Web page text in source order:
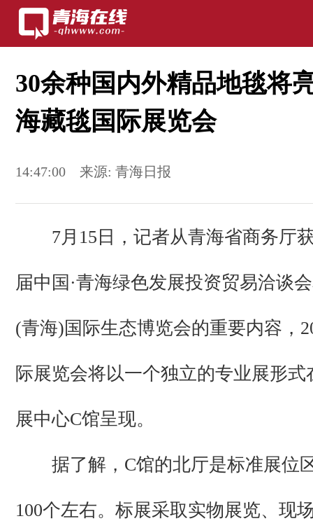
30余种国内外精品地毯将
海藏毯国际展览会
14:47:00 来源:青海日报
7月15日，记者从青海省商务厅
届中国·青海绿色发展投资贸易洽谈
(青海)国际生态博览会的重要内容，
际展览会将以一个独立的专业展形式
展中心C馆呈现。
据了解，C馆的北厅是标准展位
100个左右。标展采取实物展览、现